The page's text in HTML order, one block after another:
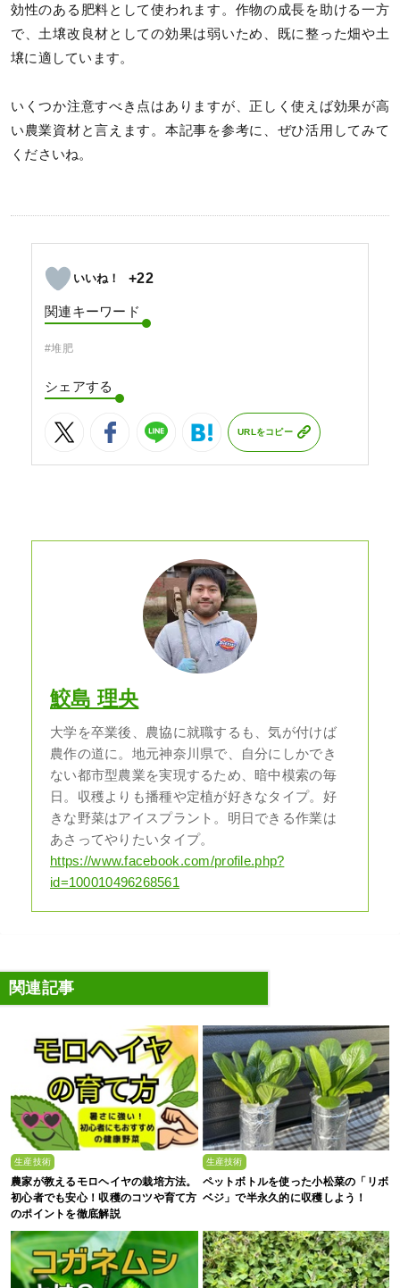
効性のある肥料として使われます。作物の成長を助ける一方
で、土壌改良材としての効果は弱いため、既に整った畑や土
壌に適しています。
いくつか注意すべき点はありますが、正しく使えば効果が高
い農業資材と言えます。本記事を参考に、ぜひ活用してみて
くださいね。
+22
関連キーワード
#堆肥
シェアする
URLをコピー
鮫島 理央
大学を卒業後、農協に就職するも、気が付けば
農作の道に。地元神奈川県で、自分にしかでき
ない都市型農業を実現するため、暗中模索の毎
日。収穫よりも播種や定植が好きなタイプ。好
きな野菜はアイスプラント。明日できる作業は
あさってやりたいタイプ。
https://www.facebook.com/profile.php?
id=100010496268561
関連記事
生産技術
農家が教えるモロヘイヤの栽培方法。
初心者でも安心！収穫のコツや育て方
のポイントを徹底解説
生産技術
ペットボトルを使った小松菜の「リボ
ベジ」で半永久的に収穫しよう！